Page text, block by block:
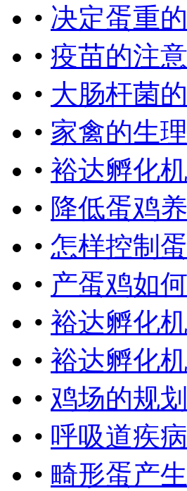
• 决定蛋重
• 疫苗的注
• 大肠杆菌
• 家禽的生
• 裕达孵化
• 降低蛋鸡
• 怎样控制
• 产蛋鸡如
• 裕达孵化
• 裕达孵化
• 鸡场的规
• 呼吸道疾
• 畸形蛋产